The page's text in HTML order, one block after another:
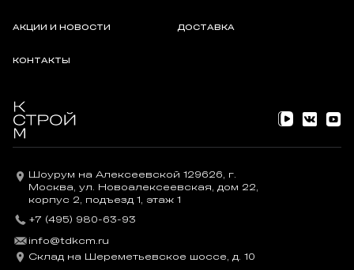
АКЦИИ И НОВОСТИ ДОСТАВКА
КОНТАКТЫ
Шоурум на Алексеевской 129626, г.
Москва, ул. Новоалексеевская, дом 22,
корпус 2, подъезд 1, этаж 1
+7 (495) 980-63-93
info@tdkcm.ru
Склад на Шереметьевское шоссе, д. 10